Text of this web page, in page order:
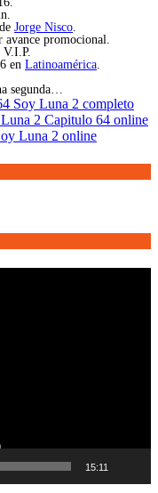
Jorge Nisco.
promocional.
V.I.P.
en Latinoamérica.
segunda…
Soy Luna 2 completo
2 Capitulo 64 online
Luna 2 online
15:11